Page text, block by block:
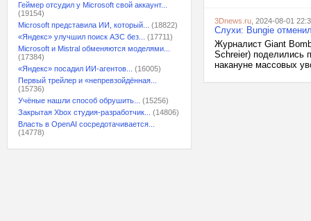
Геймер отсудил у Microsoft свой аккаунт...
(19154)
Microsoft представила ИИ, который...
(18822)
«Яндекс» улучшил поиск АЗС без...
(17711)
Microsoft и Mistral обменяются моделями...
(17384)
«Яндекс» посадил ИИ-агентов...
(16005)
Первый трейлер и «непревзойдённая...
(15736)
Учёные нашли способ обрушить...
(15256)
Закрытая Xbox студия-разработчик...
(14806)
Власть в OpenAI сосредотачивается...
(14778)
3Dnews.ru , 2024-08-01
Слухи: Bungie
Журналист Giant
Schreier) поделились
накануне массовых